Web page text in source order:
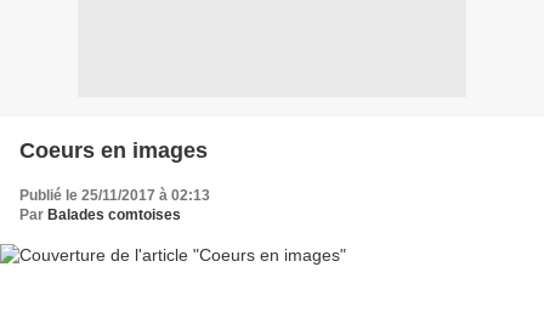
Coeurs en images
Publié le 25/11/2017 à 02:13
Par Balades comtoises